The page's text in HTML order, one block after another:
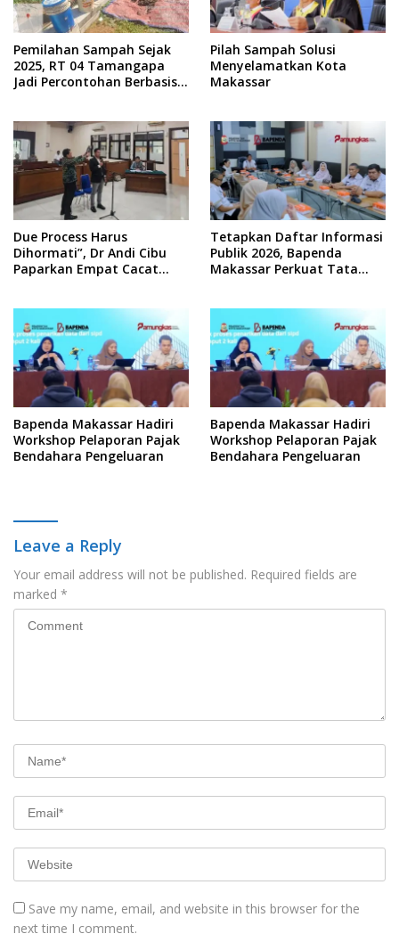
Pemilahan Sampah Sejak
2025, RT 04 Tamangapa
Jadi Percontohan Berbasis
Pilah Sampah Solusi
Menyelamatkan Kota
Makassar
Due Process Harus
Dihormati”, Dr Andi Cibu
Paparkan Empat Cacat
Tetapkan Daftar Informasi
Publik 2026, Bapenda
Makassar Perkuat Tata
Bapenda Makassar Hadiri
Workshop Pelaporan Pajak
Bendahara Pengeluaran
Bapenda Makassar Hadiri
Workshop Pelaporan Pajak
Bendahara Pengeluaran
Leave a Reply
Your email address will not be published. Required fields are
marked *
Save my name, email, and website in this browser for the
next time I comment.